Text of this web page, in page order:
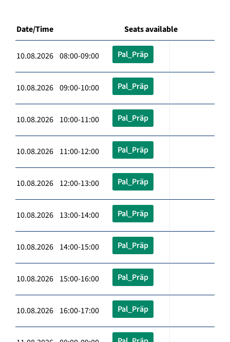
Date/Time Seats available
10.08.2026 08:00-09:00 Pal_Präp
10.08.2026 09:00-10:00 Pal_Präp
10.08.2026 10:00-11:00 Pal_Präp
10.08.2026 11:00-12:00 Pal_Präp
10.08.2026 12:00-13:00 Pal_Präp
10.08.2026 13:00-14:00 Pal_Präp
10.08.2026 14:00-15:00 Pal_Präp
10.08.2026 15:00-16:00 Pal_Präp
10.08.2026 16:00-17:00 Pal_Präp